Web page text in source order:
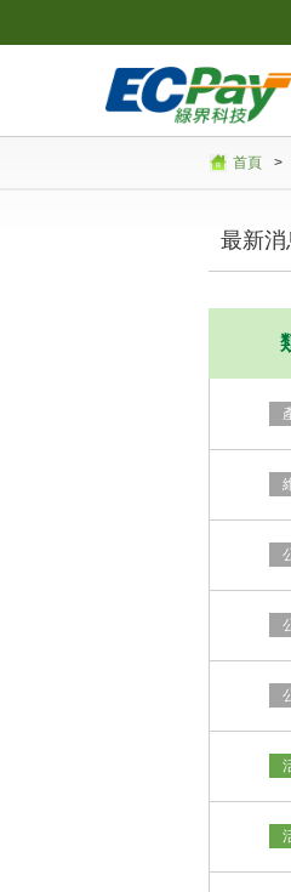
首頁 >
最新消